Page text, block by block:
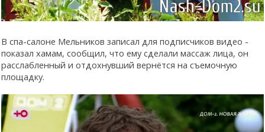
В спа-салоне Мельников записал для подписчиков видео -
показал хамам, сообщил, что ему сделали массаж лица, он
расслабленный и отдохнувший вернётся на съемочную
площадку.